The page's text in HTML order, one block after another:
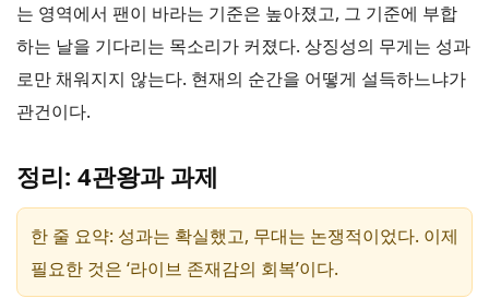
는 영역에서 팬이 바라는 기준은 높아졌고, 그 기준에 부합
하는 날을 기다리는 목소리가 커졌다. 상징성의 무게는 성과
로만 채워지지 않는다. 현재의 순간을 어떻게 설득하느냐가
관건이다.
정리: 4관왕과 과제
한 줄 요약: 성과는 확실했고, 무대는 논쟁적이었다. 이제
필요한 것은 ‘라이브 존재감의 회복’이다.